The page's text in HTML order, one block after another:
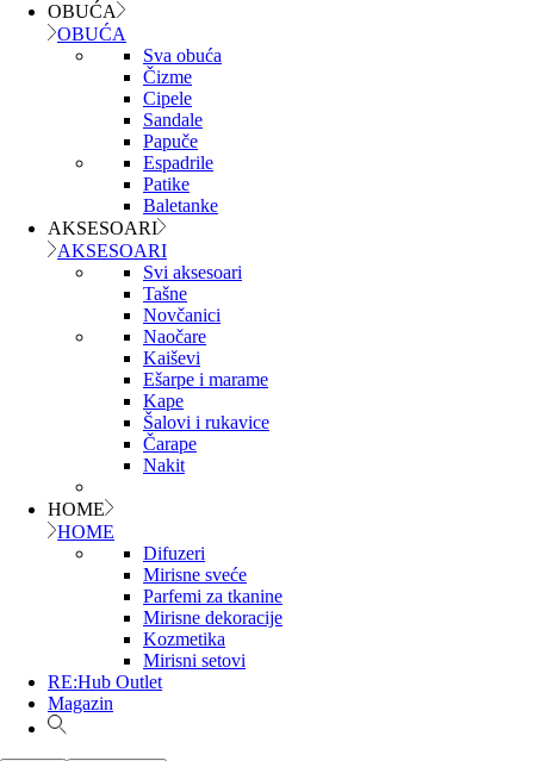
OBUĆA
OBUĆA
Sva obuća
Čizme
Cipele
Sandale
Papuče
Espadrile
Patike
Baletanke
AKSESOARI
AKSESOARI
Svi aksesoari
Tašne
Novčanici
Naočare
Kaiševi
Ešarpe i marame
Kape
Šalovi i rukavice
Čarape
Nakit
HOME
HOME
Difuzeri
Mirisne sveće
Parfemi za tkanine
Mirisne dekoracije
Kozmetika
Mirisni setovi
RE:Hub Outlet
Magazin